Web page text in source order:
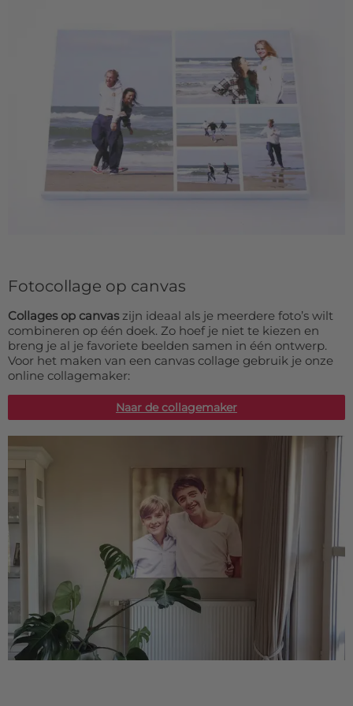
Fotocollage op canvas
Collages op canvaszijn ideaal als je meerdere foto’s wilt
combineren op één doek. Zo hoef je niet te kiezen en
breng je al je favoriete beelden samen in één ontwerp.
Voor het maken van een canvas collage gebruik je onze
online collagemaker:
Naar de collagemaker